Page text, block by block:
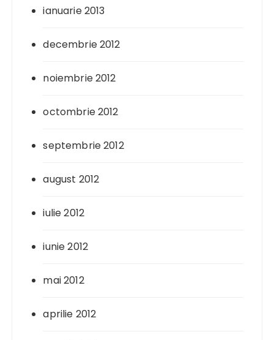
ianuarie 2013
decembrie 2012
noiembrie 2012
octombrie 2012
septembrie 2012
august 2012
iulie 2012
iunie 2012
mai 2012
aprilie 2012